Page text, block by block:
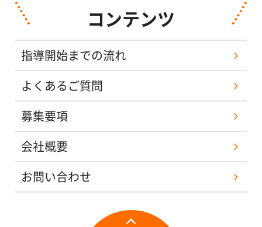
コンテンツ
指導開始までの流れ
よくあるご質問
募集要項
会社概要
お問い合わせ